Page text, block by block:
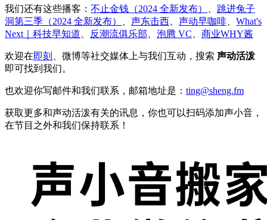
我们还有这些播客： 不止金钱（2024 全新发布）
跳进兔子
洞第三季（2024 全新发布）
声东击西 声动早咖啡
What's
Next｜科技早知道
反潮流俱乐部 泡腾 VC 商业WHY酱
欢迎在即刻 、微博等社交媒体上与我们互动，搜索 声动活泼
即可找到我们。
也欢迎你写邮件和我们联系，邮箱地址是： ting@sheng.fm
获取更多和声动活泼有关的讯息，你也可以扫码添加声小音，
在节目之外和我们保持联系！